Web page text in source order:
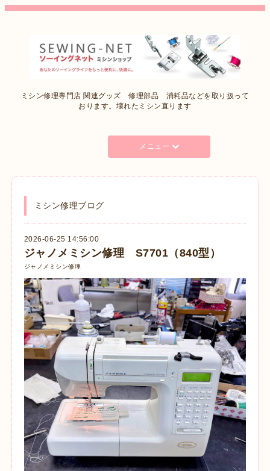
ミシン修理専門店 関連グッズ 修理部品 消耗品などを取り扱って
おります。壊れたミシン直ります
メニュー
ミシン修理ブログ
2026-06-25 14:56:00
ジャノメミシン修理 S7701（840型）
ジャノメミシン修理